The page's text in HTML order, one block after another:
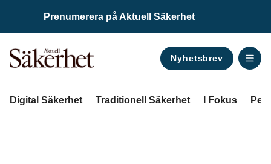
Prenumerera på Aktuell Säkerhet
Nyhetsbrev
Digital Säkerhet Traditionell Säkerhet I Fokus